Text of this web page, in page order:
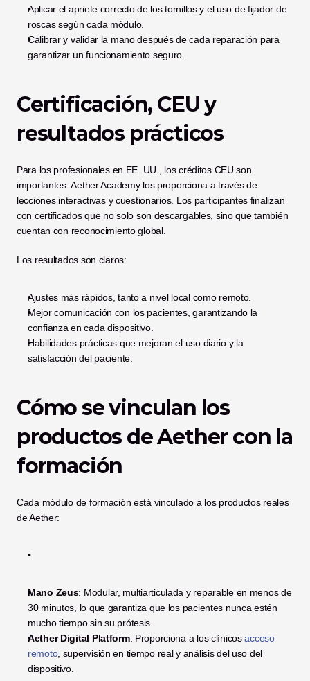
Aplicar el apriete correcto de los tornillos y el uso de fijador de
roscas según cada módulo.
Calibrar y validar la mano después de cada reparación para
garantizar un funcionamiento seguro.
Certificación, CEU y
resultados prácticos
Para los profesionales en EE. UU., los créditos CEU son
importantes. Aether Academy los proporciona a través de
lecciones interactivas y cuestionarios. Los participantes finalizan
con certificados que no solo son descargables, sino que también
cuentan con reconocimiento global.
Los resultados son claros:
Ajustes más rápidos, tanto a nivel local como remoto.
Mejor comunicación con los pacientes, garantizando la
confianza en cada dispositivo.
Habilidades prácticas que mejoran el uso diario y la
satisfacción del paciente.
Cómo se vinculan los
productos de Aether con la
formación
Cada módulo de formación está vinculado a los productos reales
de Aether:
Mano Zeus: Modular, multiarticulada y reparable en menos de
30 minutos, lo que garantiza que los pacientes nunca estén
mucho tiempo sin su prótesis.
Aether Digital Platform: Proporciona a los clínicos acceso
remoto, supervisión en tiempo real y análisis del uso del
dispositivo.